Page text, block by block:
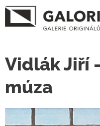
Vidlák Jiří
múza